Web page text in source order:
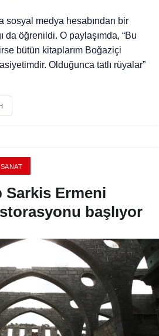
sosyal medya hesabından bir
da öğrenildi. O paylaşımda, “Bu
bütün kitaplarım Boğaziçi
Olduğunca tatlı rüyalar”
Sarkis Ermeni
başlıyor